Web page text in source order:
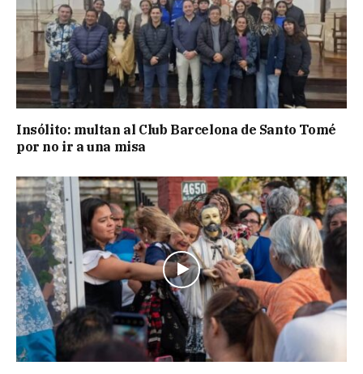
Insólito: multan al Club Barcelona de Santo Tomé
por no ir a una misa